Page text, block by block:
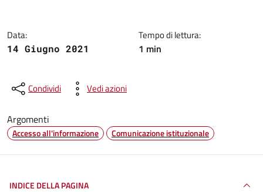
Data:
14 Giugno 2021
Tempo di lettura:
1 min
Condividi Vedi azioni
Argomenti
Accesso all'informazione Comunicazione istituzionale
INDICE DELLA PAGINA